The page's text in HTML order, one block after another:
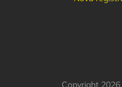
Copyright 2026